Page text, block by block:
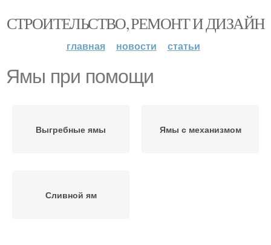
СТРОИТЕЛЬСТВО, РЕМОНТ И ДИЗАЙН
главная новости статьи
Ямы при помощи
Выгребные ямы Ямы с механизмом
Сливной ям